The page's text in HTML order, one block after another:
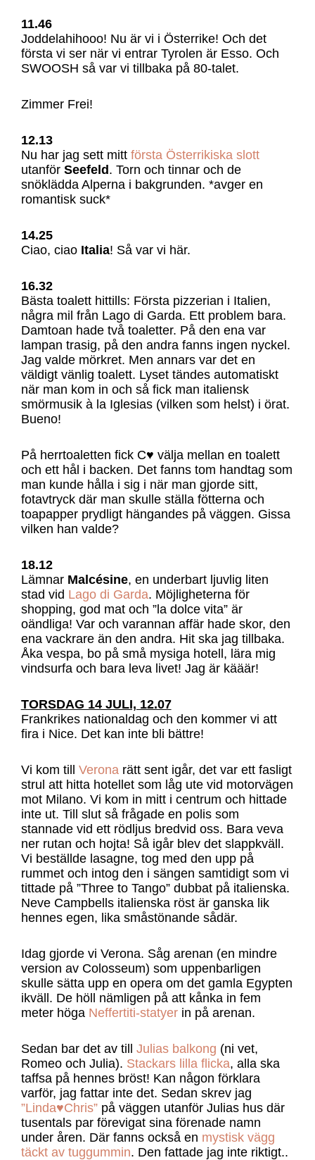
11.46
Joddelahihooo! Nu är vi i Österrike! Och det
första vi ser när vi entrar Tyrolen är Esso. Och
SWOOSH så var vi tillbaka på 80-talet.
Zimmer Frei!
12.13
Nu har jag sett mitt första Österrikiska slott
utanför Seefeld. Torn och tinnar och de
snöklädda Alperna i bakgrunden. *avger en
romantisk suck*
14.25
Ciao, ciao Italia! Så var vi här.
16.32
Bästa toalett hittills: Första pizzerian i Italien,
några mil från Lago di Garda. Ett problem bara.
Damtoan hade två toaletter. På den ena var
lampan trasig, på den andra fanns ingen nyckel.
Jag valde mörkret. Men annars var det en
väldigt vänlig toalett. Lyset tändes automatiskt
när man kom in och så fick man italiensk
smörmusik à la Iglesias (vilken som helst) i örat.
Bueno!
På herrtoaletten fick C♥ välja mellan en toalett
och ett hål i backen. Det fanns tom handtag som
man kunde hålla i sig i när man gjorde sitt,
fotavtryck där man skulle ställa fötterna och
toapapper prydligt hängandes på väggen. Gissa
vilken han valde?
18.12
Lämnar Malcésine, en underbart ljuvlig liten
stad vid Lago di Garda. Möjligheterna för
shopping, god mat och ”la dolce vita” är
oändliga! Var och varannan affär hade skor, den
ena vackrare än den andra. Hit ska jag tillbaka.
Åka vespa, bo på små mysiga hotell, lära mig
vindsurfa och bara leva livet! Jag är kääär!
TORSDAG 14 JULI, 12.07
Frankrikes nationaldag och den kommer vi att
fira i Nice. Det kan inte bli bättre!
Vi kom till Verona rätt sent igår, det var ett fasligt
strul att hitta hotellet som låg ute vid motorvägen
mot Milano. Vi kom in mitt i centrum och hittade
inte ut. Till slut så frågade en polis som
stannade vid ett rödljus bredvid oss. Bara veva
ner rutan och hojta! Så igår blev det slappkväll.
Vi beställde lasagne, tog med den upp på
rummet och intog den i sängen samtidigt som vi
tittade på ”Three to Tango” dubbat på italienska.
Neve Campbells italienska röst är ganska lik
hennes egen, lika småstönande sådär.
Idag gjorde vi Verona. Såg arenan (en mindre
version av Colosseum) som uppenbarligen
skulle sätta upp en opera om det gamla Egypten
ikväll. De höll nämligen på att kånka in fem
meter höga Neffertiti-statyerin på arenan.
Sedan bar det av till Julias balkong (ni vet,
Romeo och Julia). Stackars lilla flicka, alla ska
taffsa på hennes bröst! Kan någon förklara
varför, jag fattar inte det. Sedan skrev jag
”Linda♥Chris”på väggen utanför Julias hus där
tusentals par förevigat sina förenade namn
under åren. Där fanns också en mystisk vägg
täckt av tuggummin. Den fattade jag inte riktigt..